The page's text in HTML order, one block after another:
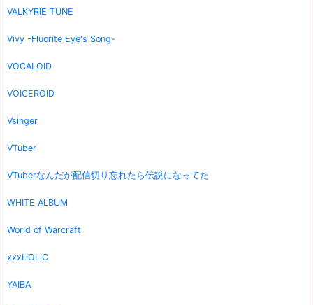
VALKYRIE TUNE
Vivy -Fluorite Eye's Song-
VOCALOID
VOICEROID
Vsinger
VTuber
VTuberなんだが配信切り忘れたら伝説になってた
WHITE ALBUM
World of Warcraft
xxxHOLiC
YAIBA